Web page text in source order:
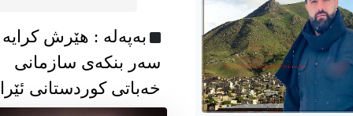
به‌په‌له‌ : هێرش کرایە
سەر بنکەی سازمانی
خەباتی کوردستانی